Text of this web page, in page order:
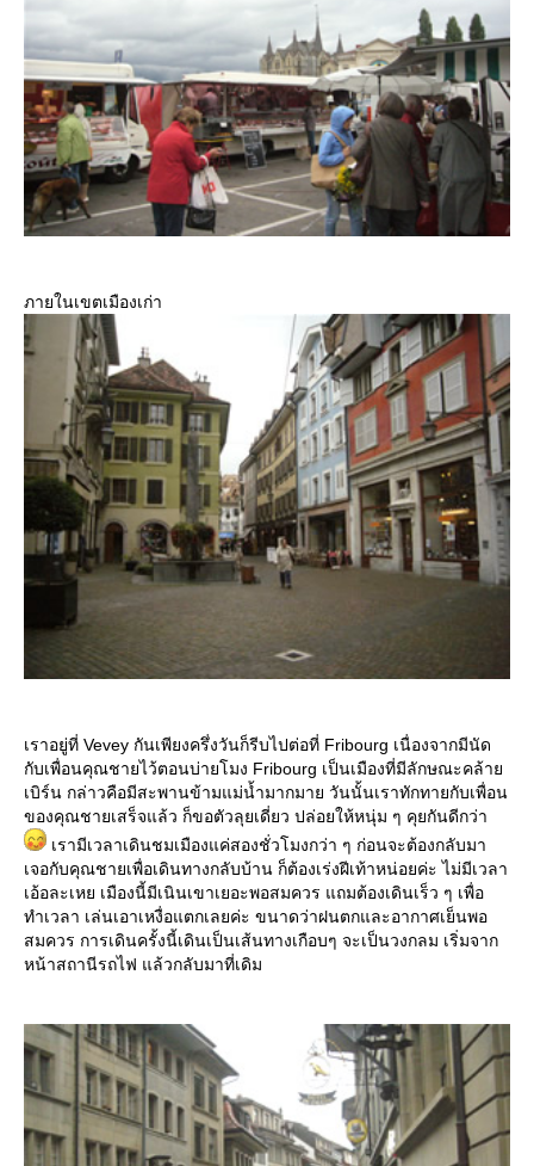
ภายในเขตเมืองเก่า
เราอยู่ที่ Vevey กันเพียงครึ่งวันก็รีบไปต่อที่ Fribourg เนื่องจากมีนัด
กับเพื่อนคุณชายไว้ตอนบ่ายโมง Fribourg เป็นเมืองที่มีลักษณะคล้า
เบิร์น กล่าวคือมีสะพานข้ามแม่น้ำมากมาย วันนั้นเราทักทายกับเพื่อน
ของคุณชายเสร็จแล้ว ก็ขอตัวลุยเดี่ยว ปล่อยให้หนุ่ม ๆ คุยกันดีกว่า
เรามีเวลาเดินชมเมืองแค่สองชั่วโมงกว่า ๆ ก่อนจะต้องกลับมา
เจอกับคุณชายเพื่อเดินทางกลับบ้าน ก็ต้องเร่งฝีเท้าหน่อยค่ะ ไม่มีเวลา
เอ้อละเหย เมืองนี้มีเนินเขาเยอะพอสมควร แถมต้องเดินเร็ว ๆ เพื่อ
ทำเวลา เล่นเอาเหงื่อแตกเลยค่ะ ขนาดว่าฝนตกและอากาศเย็นพอ
สมควร การเดินครั้งนี้เดินเป็นเส้นทางเกือบๆ จะเป็นวงกลม เริ่มจาก
หน้าสถานีรถไฟ แล้วกลับมาที่เดิม